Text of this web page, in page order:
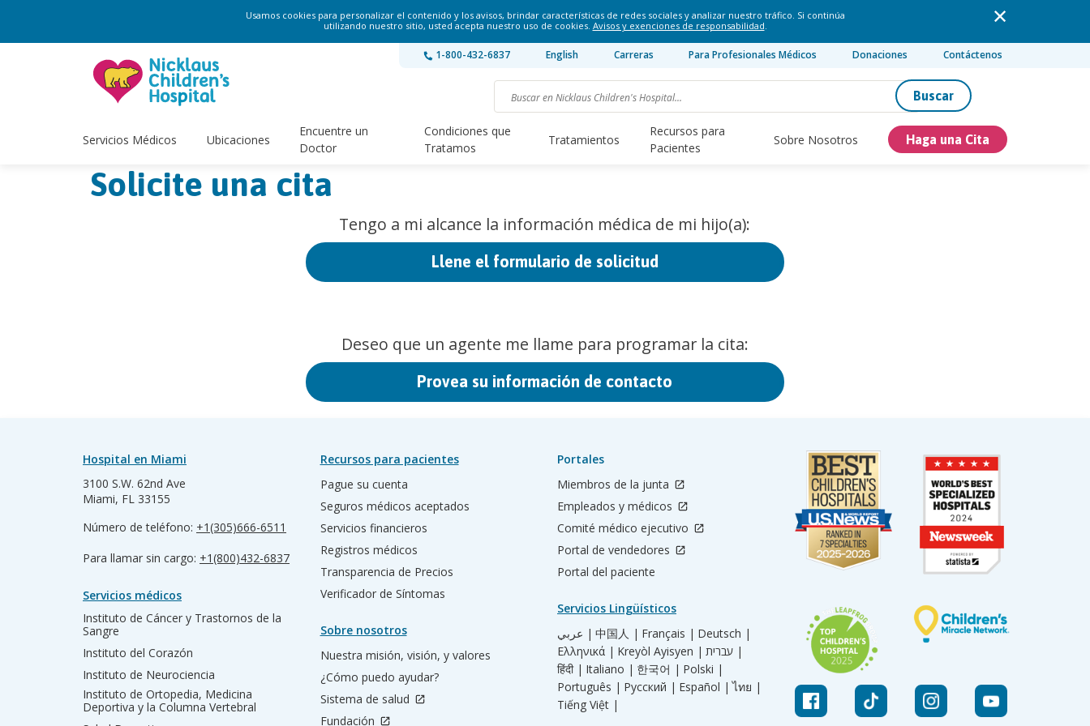
Usamos cookies para personalizar el contenido y los avisos, brindar características de redes sociales y analizar nuestro tráfico. Si continúa
utilizando nuestro sitio, usted acepta nuestro uso de cookies. Avisos y exenciones de responsabilidad.
1-800-432-6837 English Carreras Para Profesionales Médicos Donaciones Contáctenos
Buscar
Servicios Médicos Ubicaciones
Encuentre un
Doctor
Condiciones que
Tratamos
Tratamientos
Recursos para
Pacientes
Sobre Nosotros Haga una Cita
Solicite una cita
Tengo a mi alcance la información médica de mi hijo(a):
Llene el formulario de solicitud
Deseo que un agente me llame para programar la cita:
Provea su información de contacto
Hospital en Miami
3100 S.W. 62nd Ave
Miami, FL 33155
Número de teléfono: +1(305)666-6511
Para llamar sin cargo: +1(800)432-6837
Servicios médicos
Instituto de Cáncer y Trastornos de la
Sangre
Instituto del Corazón
Instituto de Neurociencia
Instituto de Ortopedia, Medicina
Deportiva y la Columna Vertebral
Recursos para pacientes
Pague su cuenta
Seguros médicos aceptados
Servicios financieros
Registros médicos
Transparencia de Precios
Verificador de Síntomas
Sobre nosotros
Nuestra misión, visión, y valores
¿Cómo puedo ayudar?
Sistema de salud
Fundación
Portales
Miembros de la junta
Empleados y médicos
Comité médico ejecutivo
Portal de vendedores
Portal del paciente
Servicios Lingüísticos
عربي | 中国人 | Français | Deutsch |
Ελληνικά | Kreyòl Ayisyen |
עברית |
हिंदी | Italiano | 한국어 | Polski |
Português | Русский | Español | ไทย |
Tiếng Việt |